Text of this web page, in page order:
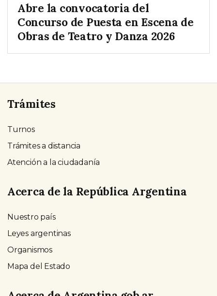
Abre la convocatoria del
Concurso de Puesta en Escena de
Obras de Teatro y Danza 2026
Trámites
Turnos
Trámites a distancia
Atención a la ciudadanía
Acerca de la República Argentina
Nuestro país
Leyes argentinas
Organismos
Mapa del Estado